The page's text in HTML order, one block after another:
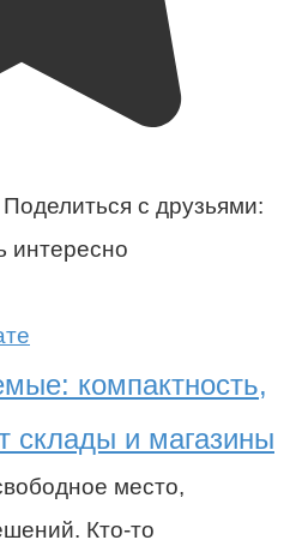
с друзьями:
интересно
компактность,
склады и магазины
место,
Кто-то